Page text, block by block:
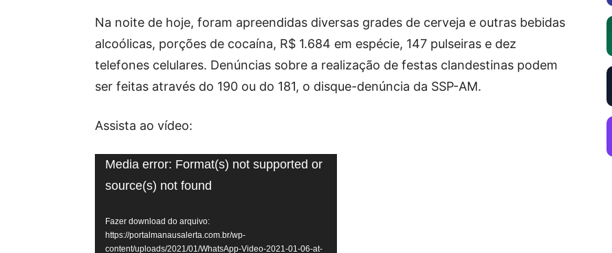
Na noite de hoje, foram apreendidas diversas grades de cerveja e outras bebidas
alcoólicas, porções de cocaína, R$ 1.684 em espécie, 147 pulseiras e dez
telefones celulares. Denúncias sobre a realização de festas clandestinas podem
ser feitas através do 190 ou do 181, o disque-denúncia da SSP-AM.
Assista ao vídeo:
Tocador
de
Media error: Format(s) not supported or
source(s) not found
Fazer download do arquivo:
https://portalmanausalerta.com.br/wp-
content/uploads/2021/01/WhatsApp-Video-2021-01-06-at-